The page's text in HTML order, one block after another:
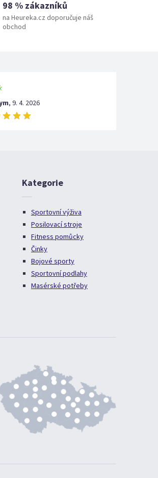
98 % zákazníků
na Heureka.cz doporučuje náš
obchod
, 9. 4. 2026
Kategorie
Sportovní výživa
Posilovací stroje
Fitness pomůcky
Činky
Bojové sporty
Sportovní podlahy
Masérské potřeby